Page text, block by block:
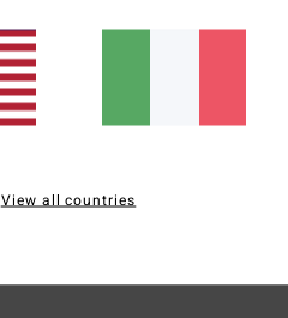
View all countries